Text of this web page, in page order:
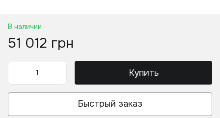
В наличии
51 012 грн
Купить
Быстрый заказ